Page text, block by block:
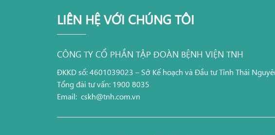
LIÊN HỆ VỚI CHÚNG TÔI
CÔNG TY CỔ PHẦN TẬP ĐOÀN BỆNH VIỆN TNH
ĐKKD số: 4601039023 – Sở Kế hoạch và Đầu tư Tỉnh Thái
Tổng đài tư vấn: 1900 8035
Email: cskh@tnh.com.vn